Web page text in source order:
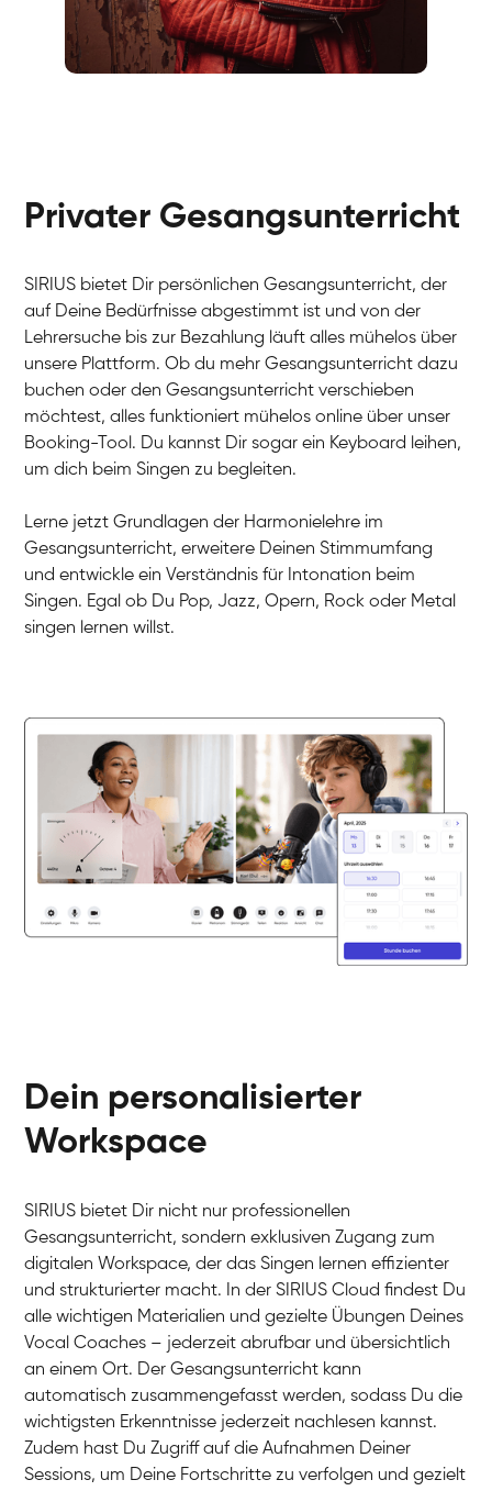
Gesang / Vocal
Anna
Gesang / Vocal
Gesang / Vocal
Gesang / Vocal
Gesang / Vocal
Gesang / Vocal
Gesang / Vocal
Gesang / Vocal
Gesang / Vocal
Gesang / Vocal
Gesang / Vocal
Gesang / Vocal
Privater Gesangsunterricht
SIRIUS bietet Dir persönlichen Gesangsunterricht, der
auf Deine Bedürfnisse abgestimmt ist und von der
Lehrersuche bis zur Bezahlung läuft alles mühelos über
unsere Plattform. Ob du mehr Gesangsunterricht dazu
buchen oder den Gesangsunterricht verschieben
möchtest, alles funktioniert mühelos online über unser
Booking-Tool. Du kannst Dir sogar ein Keyboard leihen,
um dich beim Singen zu begleiten.
Lerne jetzt Grundlagen der Harmonielehre im
Gesangsunterricht, erweitere Deinen Stimmumfang
und entwickle ein Verständnis für Intonation beim
Singen. Egal ob Du Pop, Jazz, Opern, Rock oder Metal
singen lernen willst.
Dein personalisierter
Workspace
SIRIUS bietet Dir nicht nur professionellen
Gesangsunterricht, sondern exklusiven Zugang zum
digitalen Workspace, der das Singen lernen effizienter
und strukturierter macht. In der SIRIUS Cloud findest Du
alle wichtigen Materialien und gezielte Übungen Deines
Vocal Coaches – jederzeit abrufbar und übersichtlich
an einem Ort. Der Gesangsunterricht kann
automatisch zusammengefasst werden, sodass Du die
wichtigsten Erkenntnisse jederzeit nachlesen kannst.
Zudem hast Du Zugriff auf die Aufnahmen Deiner
Sessions, um Deine Fortschritte zu verfolgen und gezielt